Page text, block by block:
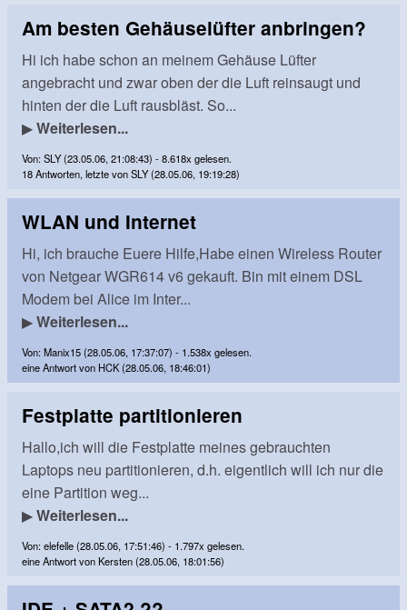
Am besten Gehäuselüfter anbringen?
Hi ich habe schon an meinem Gehäuse Lüfter
angebracht und zwar oben der die Luft reinsaugt und
hinten der die Luft rausbläst. So...
▶Weiterlesen...
Von: SLY (23.05.06, 21:08:43) - 8.618x gelesen.
18 Antworten, letzte von SLY (28.05.06, 19:19:28)
WLAN und Internet
Hi, ich brauche Euere Hilfe,Habe einen Wireless Router
von Netgear WGR614 v6 gekauft. Bin mit einem DSL
Modem bei Alice im Inter...
▶Weiterlesen...
Von: Manix15 (28.05.06, 17:37:07) - 1.538x gelesen.
eine Antwort von HCK (28.05.06, 18:46:01)
Festplatte partitionieren
Hallo,ich will die Festplatte meines gebrauchten
Laptops neu partitionieren, d.h. eigentlich will ich nur die
eine Partition weg...
▶Weiterlesen...
Von: elefelle (28.05.06, 17:51:46) - 1.797x gelesen.
eine Antwort von Kersten (28.05.06, 18:01:56)